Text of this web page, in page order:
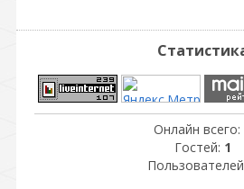
Онлайн всего:
Гостей: 1